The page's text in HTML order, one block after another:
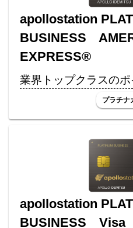
apollostation
BUSINESS
EXPRESS®
業界トップクラスの
プラチナ
apollostation
BUSINESS Visa